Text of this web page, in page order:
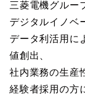
三菱電機グルー
デジタルイノベ
データ利活用に
値創出、
社内業務の生産
経験者採用の方